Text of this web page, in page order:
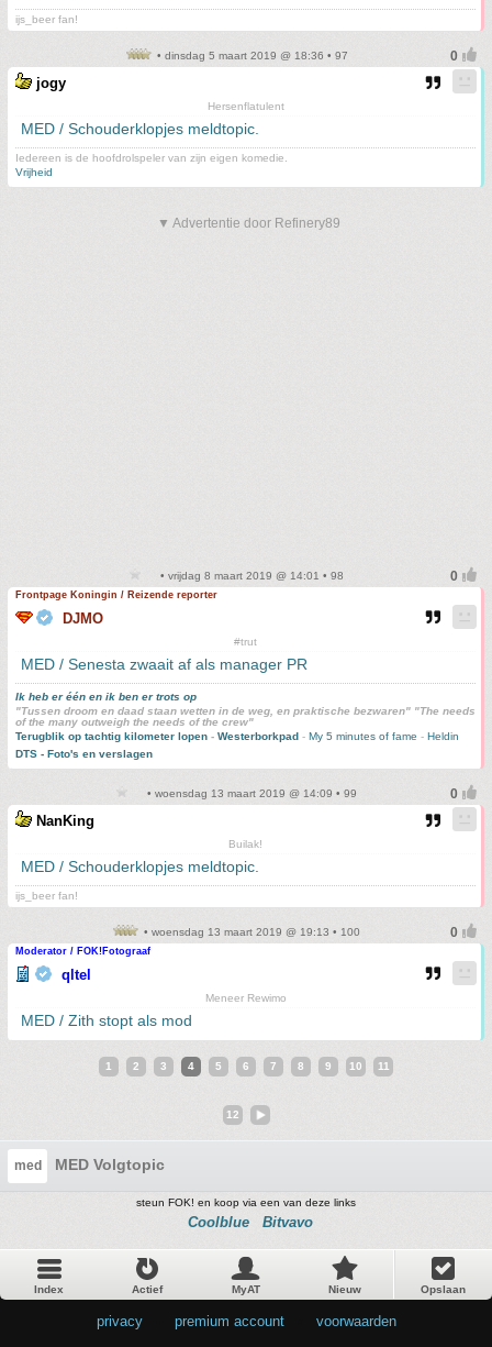
ijs_beer fan!
• dinsdag 5 maart 2019 @ 18:36 • 97
jogy
Hersenflatulent
MED / Schouderklopjes meldtopic.
Iedereen is de hoofdrolspeler van zijn eigen komedie.
Vrijheid
▼ Advertentie door Refinery89
• vrijdag 8 maart 2019 @ 14:01 • 98
Frontpage Koningin / Reizende reporter
DJMO
#trut
MED / Senesta zwaait af als manager PR
Ik heb er één en ik ben er trots op
"Tussen droom en daad staan wetten in de weg, en praktische bezwaren" "The needs
of the many outweigh the needs of the crew"
Terugblik op tachtig kilometer lopen - Westerborkpad - My 5 minutes of fame - Heldin
DTS - Foto's en verslagen
• woensdag 13 maart 2019 @ 14:09 • 99
NanKing
Builak!
MED / Schouderklopjes meldtopic.
ijs_beer fan!
• woensdag 13 maart 2019 @ 19:13 • 100
Moderator / FOK!Fotograaf
qltel
Meneer Rewimo
MED / Zith stopt als mod
1 2 3 4 5 6 7 8 9 10 11
12
med MED Volgtopic
steun FOK! en koop via een van deze links
Coolblue Bitvavo
Index Actief MyAT Nieuw Opslaan
privacy premium account voorwaarden